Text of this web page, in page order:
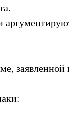
заявленной